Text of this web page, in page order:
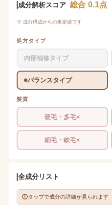
成分解析スコア 総合 0.1点
※ 成分構成からの推定値です
処方タイプ
内部補修タイプ
バランスタイプ
髪質
硬毛・多毛×
細毛・軟毛×
全成分リスト
タップで成分の詳細が見られます